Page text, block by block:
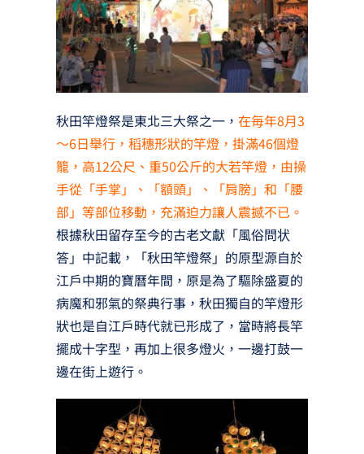
秋田竿燈祭是東北三大祭之一， 在毎年8月3
～6日舉行，稻穗形狀的竿燈，掛滿46個燈
籠，高12公尺、重50公斤的大若竿燈，由操
手從「手掌」、「額頭」、「肩膀」和「腰
部」等部位移動，充滿迫力讓人震撼不已。
根據秋田留存至今的古老文獻「風俗問状
答」中記載，「秋田竿燈祭」的原型源自於
江戶中期的寶曆年間，原是為了驅除盛夏的
病魔和邪氣的祭典行事，秋田獨自的竿燈形
狀也是自江戶時代就已形成了，當時將長竿
擺成十字型，再加上很多燈火，一邊打鼓一
邊在街上遊行。